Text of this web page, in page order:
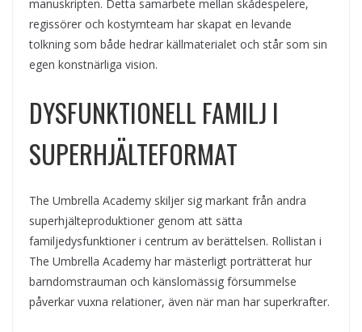
manuskripten. Detta samarbete mellan skådespelere,
regissörer och kostymteam har skapat en levande
tolkning som både hedrar källmaterialet och står som sin
egen konstnärliga vision.
DYSFUNKTIONELL FAMILJ I
SUPERHJÄLTEFORMAT
The Umbrella Academy skiljer sig markant från andra
superhjälteproduktioner genom att sätta
familjedysfunktioner i centrum av berättelsen. Rollistan i
The Umbrella Academy har mästerligt porträtterat hur
barndomstrauman och känslomässig försummelse
påverkar vuxna relationer, även när man har superkrafter.